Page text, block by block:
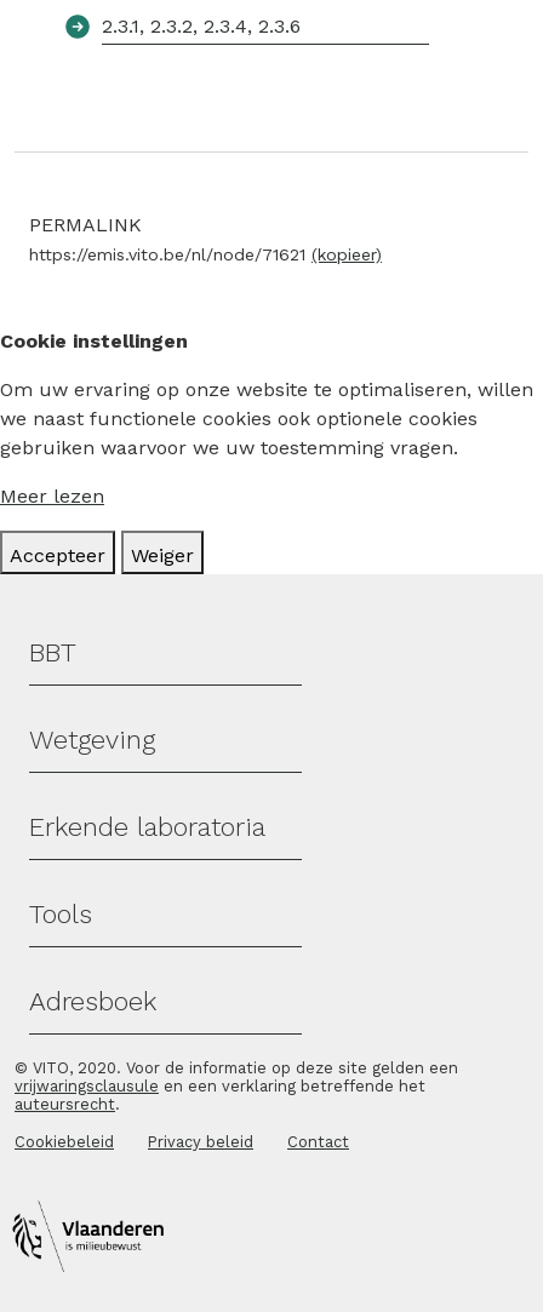
2.3.1, 2.3.2, 2.3.4, 2.3.6
PERMALINK
https://emis.vito.be/nl/node/71621 (kopieer)
Cookie instellingen
Om uw ervaring op onze website te optimaliseren, willen
we naast functionele cookies ook optionele cookies
gebruiken waarvoor we uw toestemming vragen.
Meer lezen
Accepteer Weiger
Hoofdmenu
BBT
Wetgeving
Erkende laboratoria
Tools
Adresboek
© VITO, 2020. Voor de informatie op deze site gelden een
vrijwaringsclausule en een verklaring betreffende het
auteursrecht.
Cookiebeleid Privacy beleid Contact